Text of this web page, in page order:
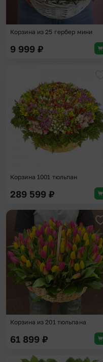
Корзина из 25 гербер мини
9 999 ₽
Корзина 1001 тюльпан
289 599 ₽
Корзина из 201 тюльпана
61 899 ₽